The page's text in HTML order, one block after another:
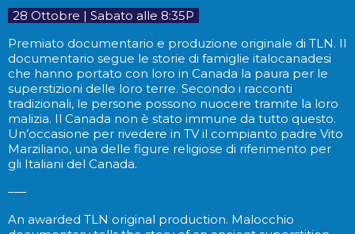
28 Ottobre | Sabato alle 8:35P
Premiato documentario e produzione originale di TLN. Il
documentario segue le storie di famiglie italocanadesi
che hanno portato con loro in Canada la paura per le
superstizioni delle loro terre. Secondo i racconti
tradizionali, le persone possono nuocere tramite la loro
malizia. Il Canada non è stato immune da tutto questo.
Un’occasione per rivedere in TV il compianto padre Vito
Marziliano, una delle figure religiose di riferimento per
gli Italiani del Canada.
–—
An awarded TLN original production. Malocchio